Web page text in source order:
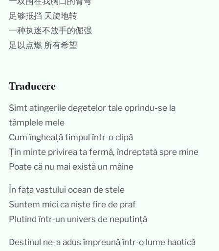
足够抵挡 天旋地转
一种执迷不放手的倔强
足以点燃 所有希望
Traducere
Simt atingerile degetelor tale oprindu-se la
tâmplele mele
Cum îngheață timpul într-o clipă
Țin minte privirea ta fermă, îndreptată spre mine
Poate că nu mai există un mâine
În fața vastului ocean de stele
Suntem mici ca niște fire de praf
Plutind într-un univers de neputință
Destinul ne-a adus împreună într-o lume haotică